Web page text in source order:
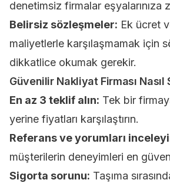
denetimsiz firmalar eşyalarınıza
Belirsiz sözleşmeler: Ek ücret
maliyetlerle karşılaşmamak için
dikkatlice okumak gerekir.
Güvenilir Nakliyat Firması Nasıl
En az 3 teklif alın: Tek bir
yerine fiyatları karşılaştırın.
Referans ve yorumları
müşterilerin deneyimleri en
Sigorta sorunu: Taşıma